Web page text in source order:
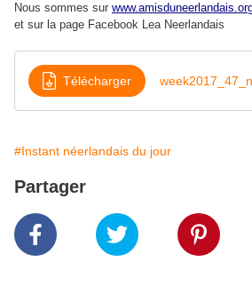
Nous sommes sur
et sur la page Facebook Lea Neerlandais
Télécharger
#Instant néerlandais du jour
Partager